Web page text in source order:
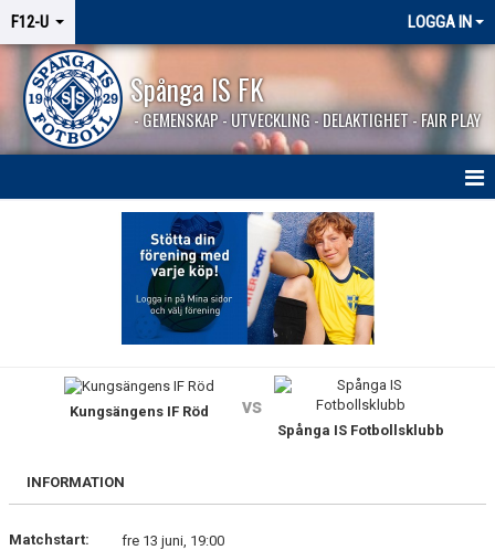
F12-U LOGGA IN
Spånga IS FK
- GEMENSKAP - UTVECKLING - DELAKTIGHET - FAIR PLAY
TRUPPEN
DOKUMENT
Kungsängens IF Röd vs
Spånga IS Fotbollsklubb
INFORMATION
Matchstart:
fre 13 juni, 19:00